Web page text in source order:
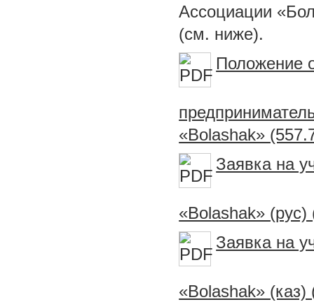
Ассоциации
(см. ниже).
Положение
«Bolashak»
Заявка на
«Bolashak» (рус)
Заявка на
«Bolashak» (каз)